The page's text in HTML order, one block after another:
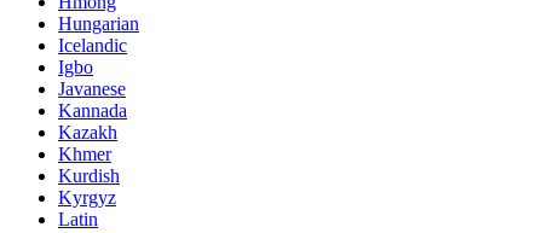
Hungarian
Icelandic
Igbo
Javanese
Kannada
Kazakh
Khmer
Kurdish
Kyrgyz
Latin